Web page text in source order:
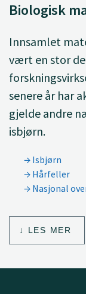
Biologisk
Innsamlet
vært en stor
senere år har
gjelde andre
isbjørn.
Isbjørn
Hårfeller
Nasjonal
LES MER